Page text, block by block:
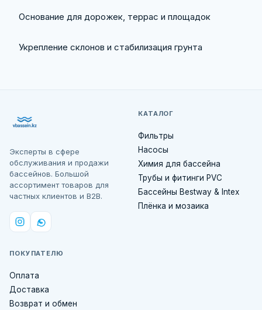
Основание для дорожек, террас и площадок
Укрепление склонов и стабилизация грунта
Эксперты в сфере
обслуживания и продажи
бассейнов. Большой
ассортимент товаров для
частных клиентов и B2B.
КАТАЛОГ
Фильтры
Насосы
Химия для бассейна
Трубы и фитинги PVC
Бассейны Bestway & Intex
Плёнка и мозаика
ПОКУПАТЕЛЮ
Оплата
Доставка
Возврат и обмен